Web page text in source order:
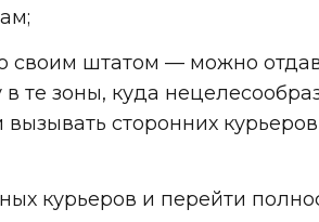
своим штатом — можно
те зоны, куда
сторонних
курьеров и перейти